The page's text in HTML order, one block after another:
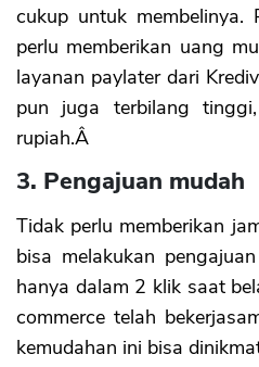
cukup untuk membelinya.
perlu memberikan uang
layanan paylater dari
pun juga terbilang
rupiah.Â
3. Pengajuan mudah
Tidak perlu memberikan
bisa melakukan
hanya dalam 2 klik saat
commerce telah
kemudahan ini bisa